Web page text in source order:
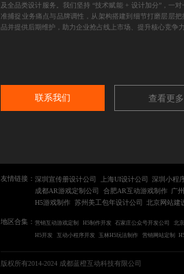
及全品类设计服务。我们坚持 “技术赋能 + 设计加分”，一
准捕捉业务痛点与品牌调性，从架构搭建到细节打磨层层把
品并提供后期维护，助力企业抢占线上市场、提升核心竞争力
联系我们 查看更多
友情链接： 深圳宣传册设计公司 上海UI设计公司 深圳小程
成都AR游戏定制公司
合肥AR互动游戏制作 广
H5游戏制作 苏州美工包年设计公司 北京网站建
地区合集： 营销互动游戏定制 H5制作开发 石家庄公众号开发公司 北
H5开发
互动小程序开发 玉林H5玩法制作 营销网站定制
版权所有2014-2024 成都蓝橙互动科技有限公司